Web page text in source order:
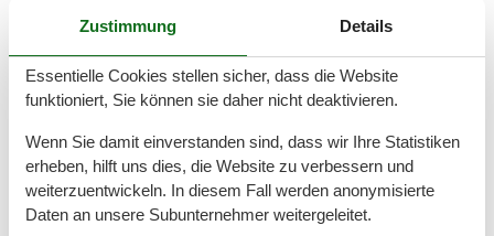
Zum Krankenhaus/Klinik
Zum Nachbarn
10 m
Zum Radweg
Zum Restaurant
Zum Strand
600 m
Zum Supermarkt
Zum Wanderweg
700 m
Zum Zentrum
Zustimmung Details
Essentielle Cookies stellen sicher, dass die Website
funktioniert, Sie können sie daher nicht deaktivieren.
Wenn Sie damit einverstanden sind, dass wir Ihre Statistiken
erheben, hilft uns dies, die Website zu verbessern und
weiterzuentwickeln. In diesem Fall werden anonymisierte
Daten an unsere Subunternehmer weitergeleitet.